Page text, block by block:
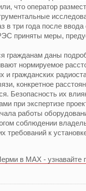
что оператор
в три года после
приняты меры,
гражданам даны
нормируемое
и гражданских
конкретное
Безопасность их
при экспертизе
работы
соблюдении
требований к
в MAX - узнавайте